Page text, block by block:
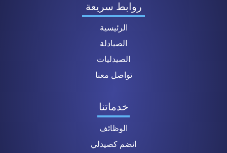
روابط سريعة
الرئيسية
الصيادلة
الصيدليات
تواصل معنا
خدماتنا
الوظائف
انضم كصيدلي